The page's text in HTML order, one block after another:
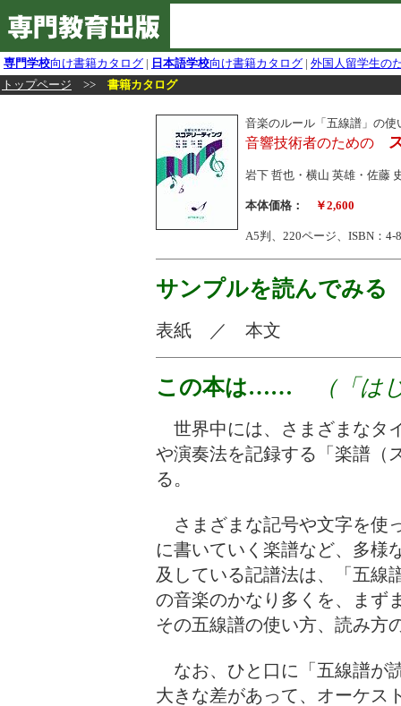
専門学校向け書籍カタログ | 日本語学校向け書籍カタログ | 外国人留学生の
トップページ >> 書籍カタログ
音楽のルール「五線譜」の
音響技術者のための
岩下 哲也・横山 英雄・佐藤
本体価格： ￥2,600
A5判、220ページ、ISBN：4-
サンプルを読んでみる
表紙 ／ 本文
この本は…… （「は
世界中には、さまざまなタ
や演奏法を記録する「楽譜（
る。
さまざまな記号や文字を使
に書いていく楽譜など、多様
及している記譜法は、「五線
の音楽のかなり多くを、まず
その五線譜の使い方、読み方
なお、ひと口に「五線譜が
大きな差があって、オーケス